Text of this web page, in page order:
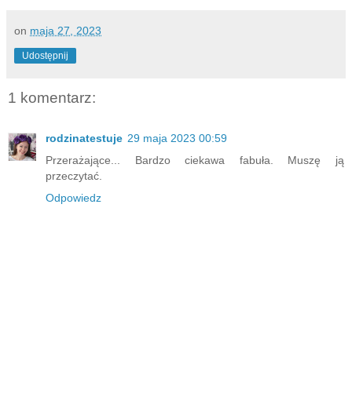
on maja 27, 2023
Udostępnij
1 komentarz:
rodzinatestuje 29 maja 2023 00:59
Przerażające... Bardzo ciekawa fabuła. Muszę ją
przeczytać.
Odpowiedz